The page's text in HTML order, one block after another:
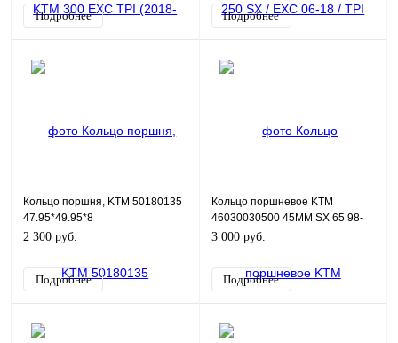
Подробнее Подробнее
Кольцо поршня, KTM 50180135
47.95*49.95*8
2 300 руб.
Подробнее
Кольцо поршневое KTM
46030030500 45MM SX 65 98-
3 000 руб.
Подробнее